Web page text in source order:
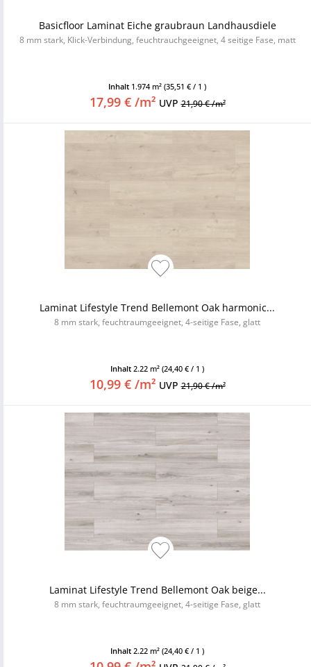
Basicfloor Laminat Eiche graubraun Landhausdiele
8 mm stark, Klick-Verbindung, feuchtrauchgeeignet, 4 seitige Fase, matt
Inhalt 1.974 m² (35,51 € / 1 )
17,99 € /m² UVP21,90 € /m²
Laminat Lifestyle Trend Bellemont Oak harmonic...
8 mm stark, feuchtraumgeeignet, 4-seitige Fase, glatt
Inhalt 2.22 m² (24,40 € / 1 )
10,99 € /m² UVP21,90 € /m²
Laminat Lifestyle Trend Bellemont Oak beige...
8 mm stark, feuchtraumgeeignet, 4-seitige Fase, glatt
Inhalt 2.22 m² (24,40 € / 1 )